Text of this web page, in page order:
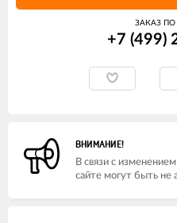
ЗАКАЗ
+7 (499)
ВНИМАНИЕ!
В связи с
сайте могут быть не